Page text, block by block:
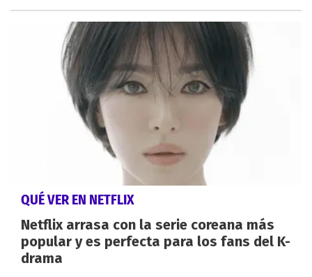
QUÉ VER EN NETFLIX
Netflix arrasa con la serie coreana más
popular y es perfecta para los fans del K-
drama